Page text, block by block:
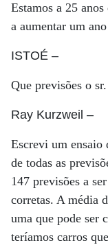
Estamos a 25
a aumentar um
ISTOÉ –
Que previsões o
Ray Kurzweil –
Escrevi um ensaio
de todas as
147 previsões a
corretas. A média
uma que pode ser
teríamos carros